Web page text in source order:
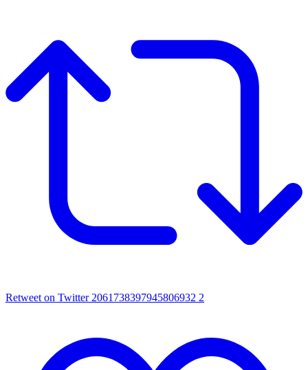
Retweet on Twitter 2061738397945806932 2